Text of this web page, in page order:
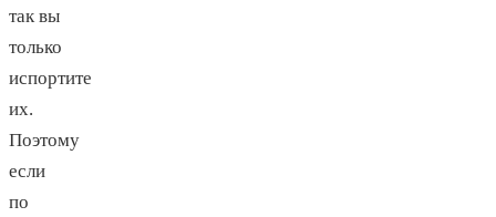
так вы
только
испортите
их.
Поэтому
если
по